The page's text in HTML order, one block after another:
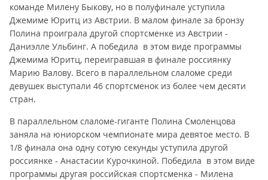
команде Милену Быкову, но в полуфинале уступила
Джемиме Юритц из Австрии. В малом финале за бронзу
Полина проиграла другой спортсменке из Австрии -
Даниэлле Ульбинг. А победила в этом виде программы
Джемима Юритц, переигравшая в финале россиянку
Марию Валову. Всего в параллельном слаломе среди
девушек выступали 46 спортсменок из более чем десяти
стран.
В параллельном слаломе-гиганте Полина Смоленцова
заняла на юниорском чемпионате мира девятое место. В
1/8 финала она одну сотую секунды уступила другой
россиянке - Анастасии Курочкиной. Победила в этом виде
программы другая российская спортсменка - Милена